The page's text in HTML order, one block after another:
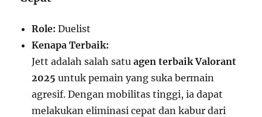
Role: Duelist
Kenapa Terbaik:
Jett adalah salah satuagen terbaik Valorant
2025 untuk pemain yang suka bermain
agresif. Dengan mobilitas tinggi, ia dapat
melakukan eliminasi cepat dan kabur dari